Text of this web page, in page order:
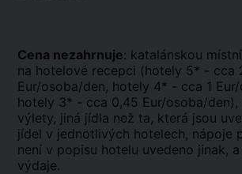
Cena nezahrnuje: katalánskou
na hotelové recepci (hotely 5* - cca
Eur/osoba/den, hotely 4* - cca 1
hotely 3* - cca 0,45 Eur/osoba/
výlety, jiná jídla než ta, která jsou
jídel v jednotlivých hotelech, nápoje
není v popisu hotelu uvedeno jinak,
výdaje.